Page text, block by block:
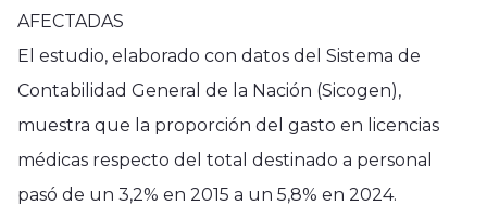
AFECTADAS
El estudio, elaborado con datos del Sistema de
Contabilidad General de la Nación (Sicogen),
muestra que la proporción del gasto en licencias
médicas respecto del total destinado a personal
pasó de un 3,2% en 2015 a un 5,8% en 2024.